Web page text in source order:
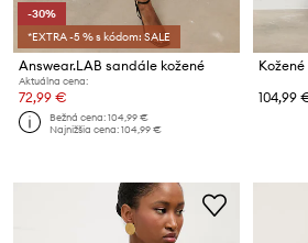
-30%
*EXTRA -5 % s kódom: SALE
Answear.LAB sandále kožené
Aktuálna cena:
72,99 €
Bežná cena:104,99 €
Najnižšia cena:104,99 €
104,99